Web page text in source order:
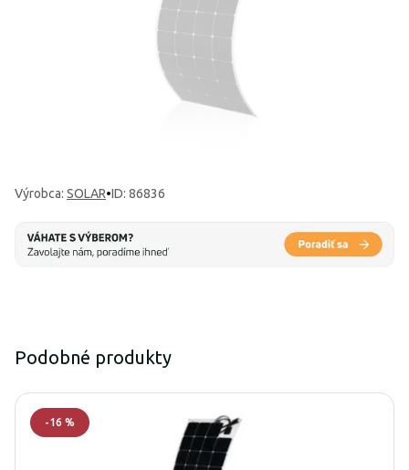
Výrobca: SOLAR•ID: 86836
Podobné produkty
-16 %